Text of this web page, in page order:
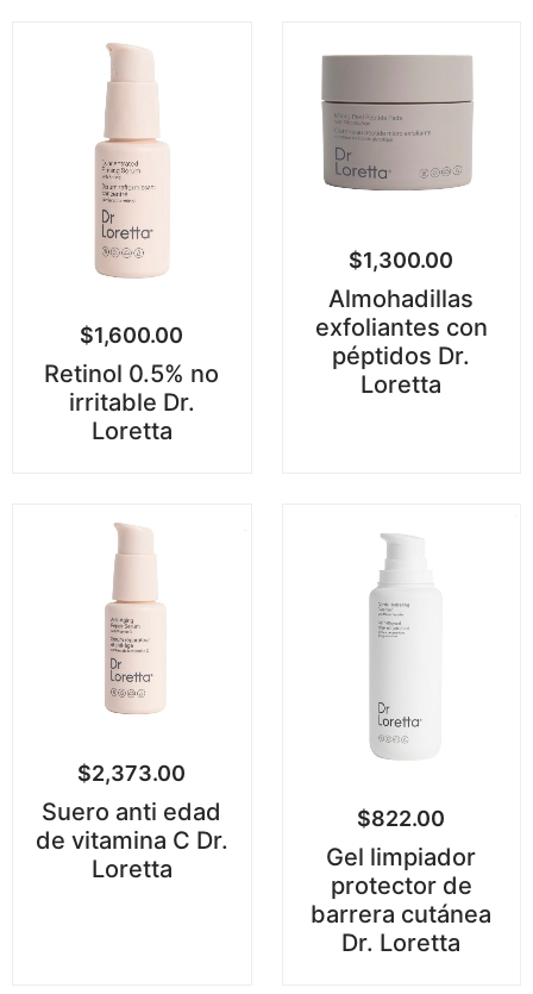
$1,600.00
Retinol 0.5% no
irritable Dr.
Loretta
$1,300.00
Almohadillas
exfoliantes con
péptidos Dr.
Loretta
$2,373.00
Suero anti edad
de vitamina C Dr.
Loretta
$822.00
Gel limpiador
protector de
barrera cutánea
Dr. Loretta